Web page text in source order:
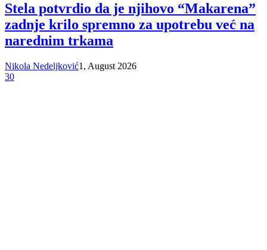
Stela potvrdio da je njihovo “Makarena”
zadnje krilo spremno za upotrebu već na
narednim trkama
Nikola Nedeljković1, August 2026
30